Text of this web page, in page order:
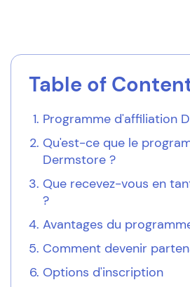
Table of
Programme d'affiliation
Qu'est-ce que le
Dermstore ?
Que recevez-vous en
?
Avantages du
Comment devenir
Options d'inscription